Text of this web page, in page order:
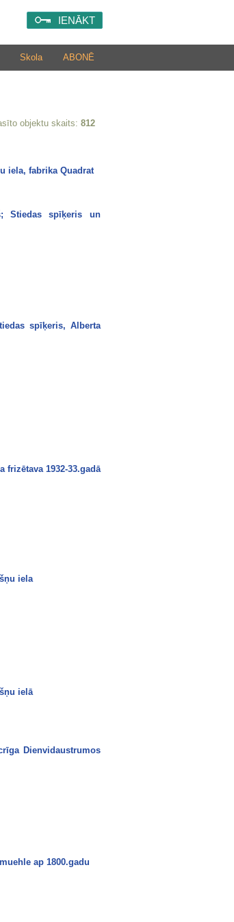
IENĀKT
ABONĒ
Skola
objektu skaits: 812
iela, fabrika Quadrat
Stiedas spīķeris un
spīķeris, Alberta
frizētava 1932-33.gadā
iela
ielā
Dienvidaustrumos
ap 1800.gadu